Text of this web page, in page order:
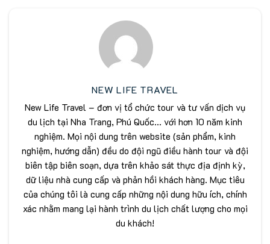
NEW LIFE TRAVEL
New Life Travel – đơn vị tổ chức tour và tư vấn dịch vụ
du lịch tại Nha Trang, Phú Quốc... với hơn 10 năm kinh
nghiệm. Mọi nội dung trên website (sản phẩm, kinh
nghiệm, hướng dẫn) đều do đội ngũ điều hành tour và đội
biên tập biên soạn, dựa trên khảo sát thực địa định kỳ,
dữ liệu nhà cung cấp và phản hồi khách hàng. Mục tiêu
của chúng tôi là cung cấp những nội dung hữu ích, chính
xác nhằm mang lại hành trình du lịch chất lượng cho mọi
du khách!